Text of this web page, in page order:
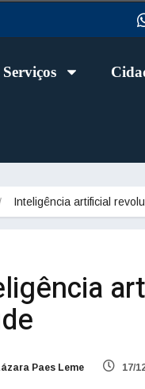
Serviços
Inteligência artificial
Paes Leme 17/